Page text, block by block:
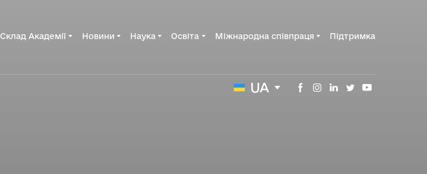
Склад Академії Новини Наука Освіта Міжнародна співпраця Підтримка
UA